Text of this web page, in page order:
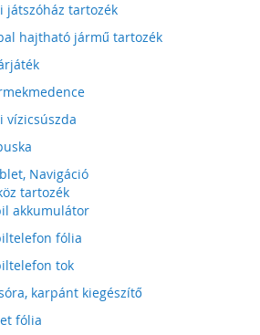
játszóház tartozék
hajtható jármű tartozék
vízicsúszda
Navigáció
tartozék
akkumulátor
fólia
tok
karpánt kiegészítő
fólia